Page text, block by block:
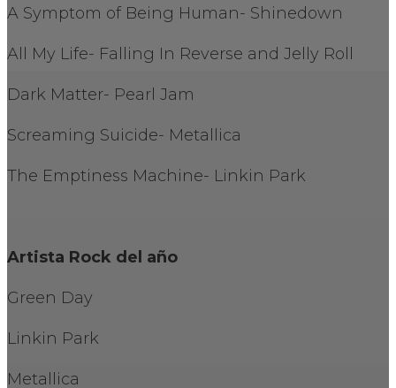
A Symptom of Being Human- Shinedown
All My Life- Falling In Reverse and Jelly Roll
Dark Matter- Pearl Jam
Screaming Suicide- Metallica
The Emptiness Machine- Linkin Park
Artista Rock del año
Green Day
Linkin Park
Metallica